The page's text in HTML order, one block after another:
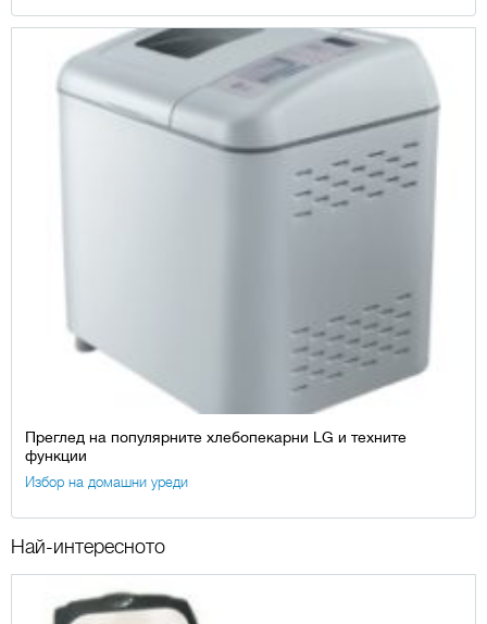
Преглед на популярните хлебопекарни LG и техните
функции
Избор на домашни уреди
Най-интересното